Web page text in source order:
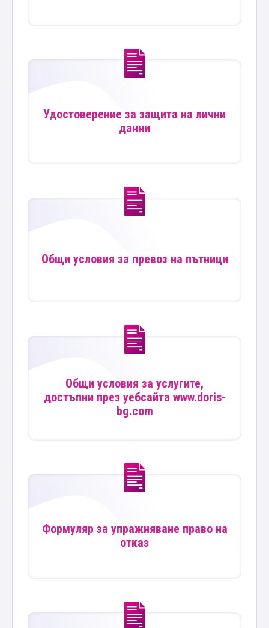
Удостоверение за защита на лични
данни
Общи условия за превоз на пътници
Общи условия за услугите,
достъпни през уебсайта www.doris-
bg.com
Формуляр за упражняване право на
отказ